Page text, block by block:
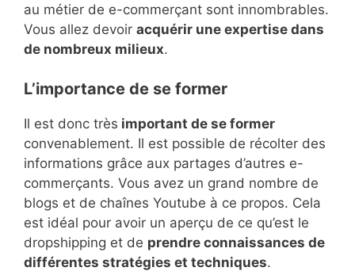
au métier de e-commerçant sont innombrables.
Vous allez devoir acquérir une expertise dans
de nombreux milieux.
L’importance de se former
Il est donc très important de se former
convenablement. Il est possible de récolter des
informations grâce aux partages d’autres e-
commerçants. Vous avez un grand nombre de
blogs et de chaînes Youtube à ce propos. Cela
est idéal pour avoir un aperçu de ce qu’est le
dropshipping et de prendre connaissances de
différentes stratégies et techniques.